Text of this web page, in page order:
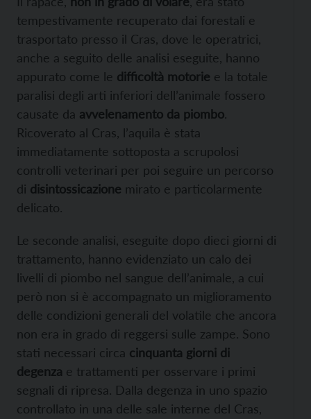
tempestivamente recuperato dai forestali e
trasportato presso il Cras, dove le operatrici,
anche a seguito delle analisi eseguite, hanno
appurato come le difficoltà motorie e la totale
paralisi degli arti inferiori dell’animale fossero
causate da avvelenamento da piombo.
Ricoverato al Cras, l’aquila è stata
immediatamente sottoposta a scrupolosi
controlli veterinari per poi seguire un percorso
di disintossicazione mirato e particolarmente
delicato.
Le seconde analisi, eseguite dopo dieci giorni di
trattamento, hanno evidenziato un calo dei
livelli di piombo nel sangue dell’animale, a cui
però non si è accompagnato un miglioramento
delle condizioni generali del volatile che ancora
non era in grado di reggersi sulle zampe. Sono
stati necessari circa cinquanta giorni di
degenza e trattamenti per osservare i primi
segnali di ripresa. Dalla degenza in uno spazio
controllato in una delle sale interne del Cras,